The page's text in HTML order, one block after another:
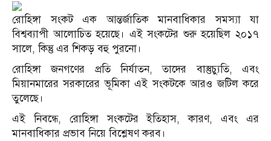
রোহিঙ্গা সংকট এক আন্তর্জাতিক মানবাধিকার সমস্যা যা
বিশ্বব্যাপী আলোচিত হয়েছে। এই সংকটের শুরু হয়েছিল ২০১৭
সালে, কিন্তু এর শিকড় বহু পুরনো।
রোহিঙ্গা জনগণের প্রতি নির্যাতন, তাদের বাস্তুচ্যুতি, এবং
মিয়ানমারের সরকারের ভূমিকা এই সংকটকে আরও জটিল করে
তুলেছে।
এই নিবন্ধে, রোহিঙ্গা সংকটের ইতিহাস, কারণ, এবং এর
মানবাধিকার প্রভাব নিয়ে বিশ্লেষণ করব।